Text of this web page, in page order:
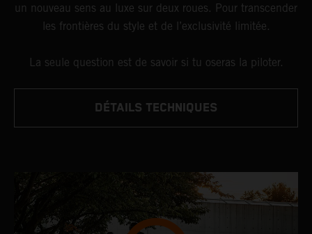
un nouveau sens au luxe sur deux roues. Pour transcender
les frontières du style et de l’exclusivité limitée.
La seule question est de savoir si tu oseras la piloter.
DÉTAILS TECHNIQUES